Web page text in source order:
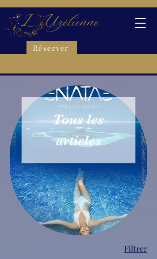
Réserver
Tous les
articles
Filtrer